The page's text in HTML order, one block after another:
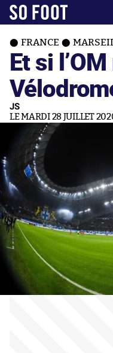
FRANCE
Et si
JS
LE MARDI 28 JUILLET